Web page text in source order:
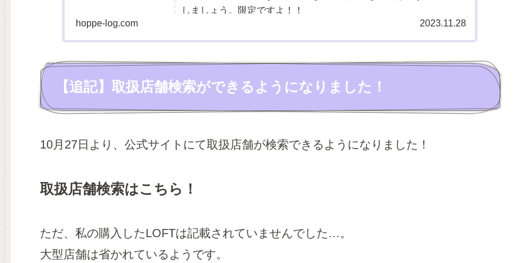
しましょう。限定ですよ！！
hoppe-log.com
2023.11.28
【追記】取扱店舗検索ができるようになりました！
10月27日より、公式サイトにて取扱店舗が検索できるようになりました！
取扱店舗検索はこちら！
ただ、私の購入したLOFTは記載されていませんでした…。
大型店舗は省かれているようです。